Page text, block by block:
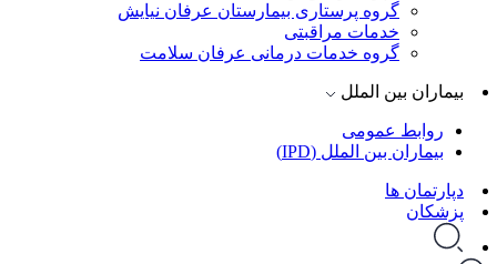
گروه پرستاری بیمارستان عرفان نیایش
خدمات مراقبتی
گروه خدمات درمانی عرفان سلامت
بیماران بین الملل
روابط عمومی
بیماران بین الملل (IPD)
دپارتمان ها
پزشکان